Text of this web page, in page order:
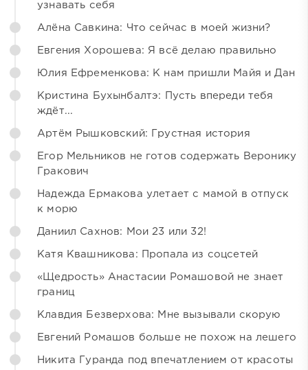
узнавать себя
Алёна Савкина: Что сейчас в моей жизни?
Евгения Хорошева: Я всё делаю правильно
Юлия Ефременкова: К нам пришли Майя и Дан
Кристина Бухынбалтэ: Пусть впереди тебя
ждёт...
Артём Рышковский: Грустная история
Егор Мельников не готов содержать Веронику
Гракович
Надежда Ермакова улетает с мамой в отпуск
к морю
Даниил Сахнов: Мои 23 или 32!
Катя Квашникова: Пропала из соцсетей
«Щедрость» Анастасии Ромашовой не знает
границ
Клавдия Безверхова: Мне вызывали скорую
Евгений Ромашов больше не похож на лешего
Никита Гуранда под впечатлением от красоты